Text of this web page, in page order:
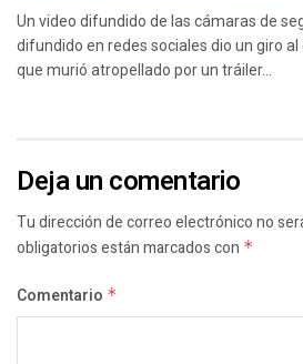
Un video difundido de las cámaras de
difundido en redes sociales dio un giro
que murió atropellado por un tráiler...
Deja un comentario
Tu dirección de correo electrónico no
obligatorios están marcados con *
Comentario *